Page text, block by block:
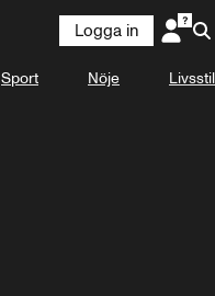
Logga in
Sport Nöje Livsstil